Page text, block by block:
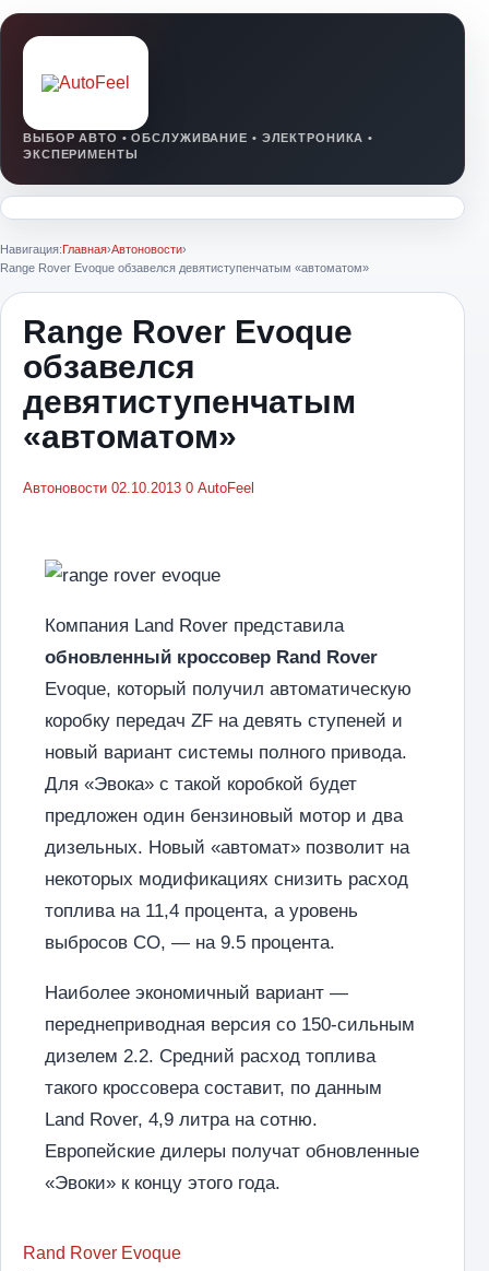
Навигация:Главная›Автоновости›
Range Rover Evoque обзавелся девятиступенчатым «автоматом»
Range Rover Evoque
обзавелся
девятиступенчатым
«автоматом»
Автоновости 02.10.2013 0 AutoFeel
Компания Land Rover представила
обновленный кроссовер Rand Rover
Evoque, который получил автоматическую
коробку передач ZF на девять ступеней и
новый вариант системы полного привода.
Для «Эвока» с такой коробкой будет
предложен один бензиновый мотор и два
дизельных. Новый «автомат» позволит на
некоторых модификациях снизить расход
топлива на 11,4 процента, а уровень
выбросов СО, — на 9.5 процента.
Наиболее экономичный вариант —
переднеприводная версия со 150-сильным
дизелем 2.2. Средний расход топлива
такого кроссовера составит, по данным
Land Rover, 4,9 литра на сотню.
Европейские дилеры получат обновленные
«Эвоки» к концу этого года.
Rand Rover Evoque